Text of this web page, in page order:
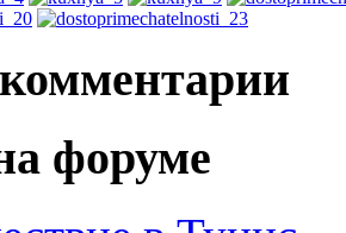
форуме